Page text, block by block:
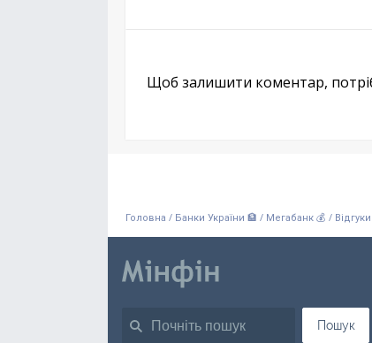
Щоб залишити коментар,
Головна / Банки України 🏦 / Мегабанк 💰 /
Пошук